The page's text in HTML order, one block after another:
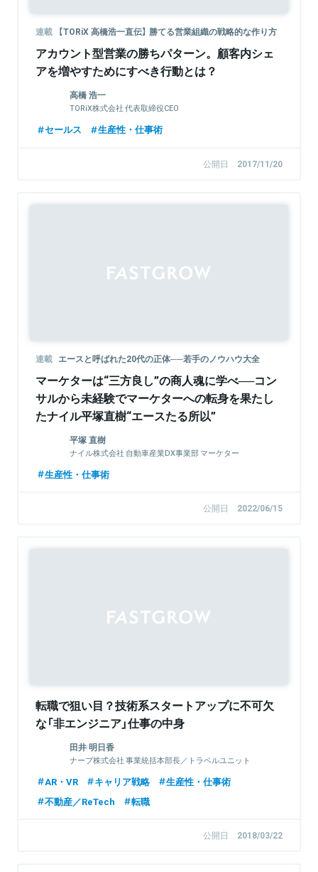
連載 【TORiX 高橋浩一直伝】 勝てる営業組織の戦略的な作り方
アカウント型営業の勝ちパターン。顧客内シェ
アを増やすためにすべき行動とは？
高橋 浩一
TORiX株式会社 代表取締役CEO
セールス 生産性・仕事術
公開日 2017/11/20
連載 エースと呼ばれた20代の正体──若手のノウハウ大全
マーケターは“三方良し”の商人魂に学べ──コン
サルから未経験でマーケターへの転身を果たし
たナイル平塚直樹“エースたる所以”
平塚 直樹
ナイル株式会社 自動車産業DX事業部 マーケター
生産性・仕事術
公開日 2022/06/15
転職で狙い目？技術系スタートアップに不可欠
な「非エンジニア」仕事の中身
田井 明日香
ナーブ株式会社 事業統括本部長／トラベルユニット
AR・VR キャリア戦略
生産性・仕事術
不動産／ReTech
転職
公開日 2018/03/22